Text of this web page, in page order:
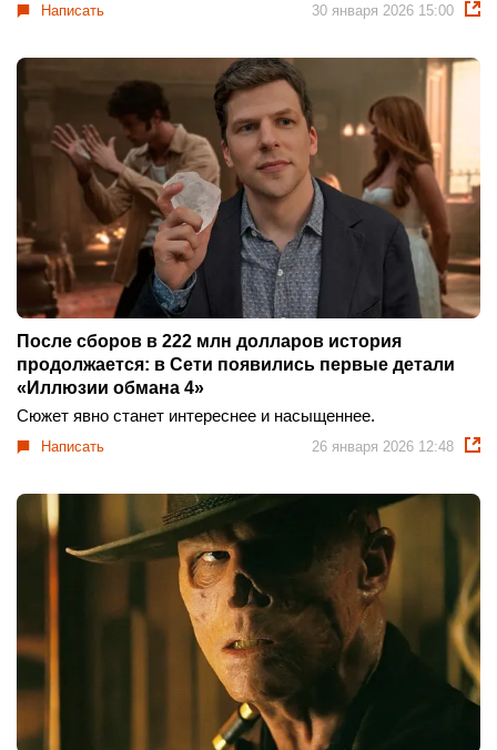
Написать 30 января 2026 15:00
После сборов в 222 млн долларов история
продолжается: в Сети появились первые детали
«Иллюзии обмана 4»
Сюжет явно станет интереснее и насыщеннее.
Написать 26 января 2026 12:48